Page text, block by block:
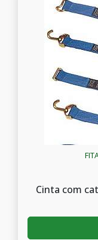
Cinta com